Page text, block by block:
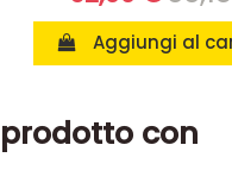
Aggiungi al
con